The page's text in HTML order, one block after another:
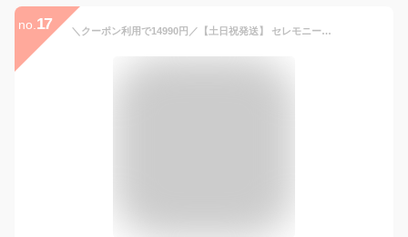
no. 17 ＼クーポン利用で14990円／【土日祝発送】 セレモニースーツ 入学式 ママスーツ 卒業式 スーツ 母親 ワンピース セットアップ 入園式 卒園式 お宮参り 七五三 レディース フォーマル 黒 ネイビー カジュアル おしゃれ コーデ かっこいい 試着チケット対象